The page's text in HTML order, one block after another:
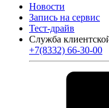
Новости
Запись на сервис
Тест-драйв
Служба
+7(8332) 66-30-00